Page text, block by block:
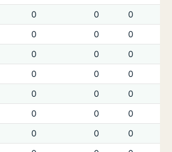
0 0
0
0 0
0
0 0
0
0 0
0
0 0
0
0 0
0
0 0
0